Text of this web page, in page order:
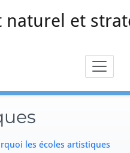
naturel et
les écoles artistiques